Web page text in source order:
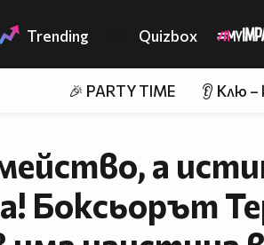
Trending Quizbox
🎉 PARTY TIME 👂 Клю –
а
Боксьорът